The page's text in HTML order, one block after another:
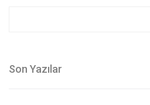
Son Yazılar